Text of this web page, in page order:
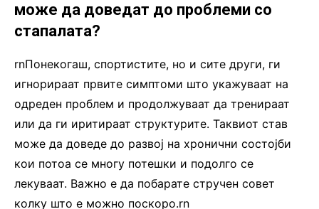
може да доведат до проблеми со
стапалата?
rnПонекогаш, спортистите, но и сите други, ги
игнорираат првите симптоми што укажуваат на
одреден проблем и продолжуваат да тренираат
или да ги иритираат структурите. Таквиот став
може да доведе до развој на хронични состојби
кои потоа се многу потешки и подолго се
лекуваат. Важно е да побарате стручен совет
колку што е можно поскоро.rn